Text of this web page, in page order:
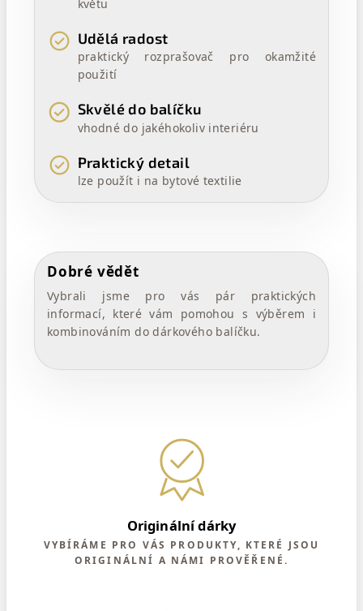
květu
Udělá radost
praktický rozprašovač pro okamžité
použití
Skvělé do balíčku
vhodné do jakéhokoliv interiéru
Praktický detail
lze použít i na bytové textilie
Dobré vědět
Vybrali jsme pro vás pár praktických
informací, které vám pomohou s výběrem i
kombinováním do dárkového balíčku.
Originální dárky
VYBÍRÁME PRO VÁS PRODUKTY, KTERÉ JSOU
ORIGINÁLNÍ A NÁMI PROVĚŘENÉ.